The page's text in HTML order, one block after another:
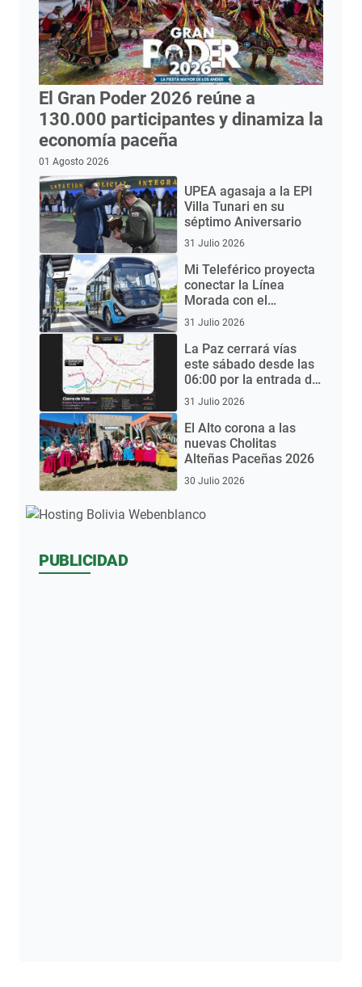
El Gran Poder 2026 reúne a
130.000 participantes y dinamiza la
economía paceña
01 Agosto 2026
UPEA agasaja a la EPI
Villa Tunari en su
séptimo Aniversario
31 Julio 2026
Mi Teleférico proyecta
conectar la Línea
Morada con el
Aeropuerto de El Alto
eléctricos
31 Julio 2026
La Paz cerrará vías
este sábado desde las
06:00 por la entrada del
Gran Poder 2026
31 Julio 2026
El Alto corona a las
nuevas Cholitas
Alteñas Paceñas 2026
30 Julio 2026
PUBLICIDAD